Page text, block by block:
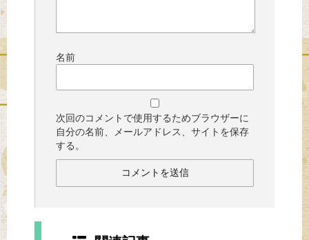
名前
次回のコメントで使用するためブラウザーに
自分の名前、メールアドレス、サイトを保存
する。